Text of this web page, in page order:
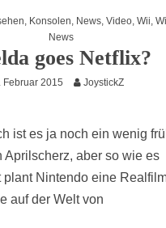
, Konsolen, News, Video, Wii,
News
goes Netflix?
Februar 2015 JoystickZ
ist es ja noch ein wenig
Aprilscherz, aber so wie es
plant Nintendo eine
auf der Welt von